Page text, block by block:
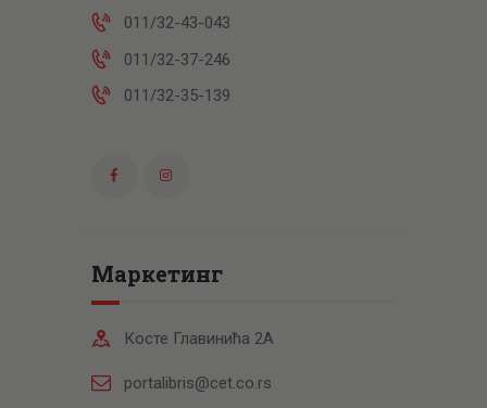
011/32-43-043
011/32-37-246
011/32-35-139
Маркетинг
Косте Главинића 2А
portalibris@cet.co.rs